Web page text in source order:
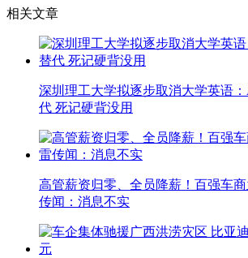
相关文章
深圳理工大学拟逐步取消大学英语
代 死记硬背没用
高管薪资归零、全员降薪！百强车
传闻：消息不实